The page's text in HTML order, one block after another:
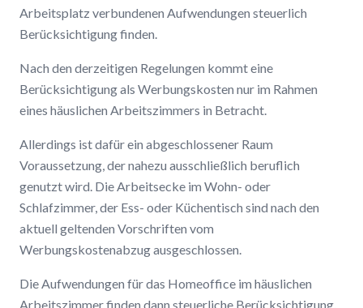
Arbeitsplatz verbundenen Aufwendungen steuerlich
Berücksichtigung finden.
Nach den derzeitigen Regelungen kommt eine
Berücksichtigung als Werbungskosten nur im Rahmen
eines häuslichen Arbeitszimmers in Betracht.
Allerdings ist dafür ein abgeschlossener Raum
Voraussetzung, der nahezu ausschließlich beruflich
genutzt wird. Die Arbeitsecke im Wohn- oder
Schlafzimmer, der Ess- oder Küchentisch sind nach den
aktuell geltenden Vorschriften vom
Werbungskostenabzug ausgeschlossen.
Die Aufwendungen für das Homeoffice im häuslichen
Arbeitszimmer finden dann steuerliche Berücksichtigung,